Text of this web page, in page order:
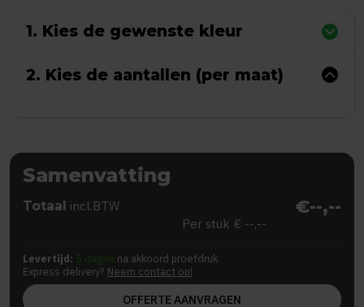
1. Kies de gewenste kleur
2. Kies de aantallen (per maat)
Samenvatting
Totaal incl.BTW €--,--
Per stuk € --,--
Levertijd: 5 dagen na akkoord proefdruk
Express delivery? Neem contact op!
OFFERTE AANVRAGEN